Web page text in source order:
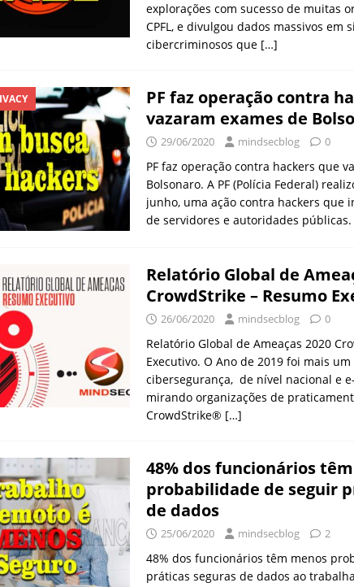
explorações com sucesso de muitas
CPFL, e divulgou dados massivos em
cibercriminosos que […]
PF faz operação contra
vazaram exames de
29/06/2020 mindsecblog 0
PF faz operação contra hackers que
Bolsonaro. A PF (Polícia Federal)
junho, uma ação contra hackers que
de servidores e autoridades públicas.
Relatório Global de
CrowdStrike – Resumo
26/06/2020 mindsecblog 0
Relatório Global de Ameaças 2020
Executivo. O Ano de 2019 foi mais
cibersegurança, de nível nacional e
mirando organizações de
CrowdStrike® […]
48% dos funcionários
probabilidade de seguir
de dados
25/06/2020 mindsecblog 2
48% dos funcionários têm menos
práticas seguras de dados ao